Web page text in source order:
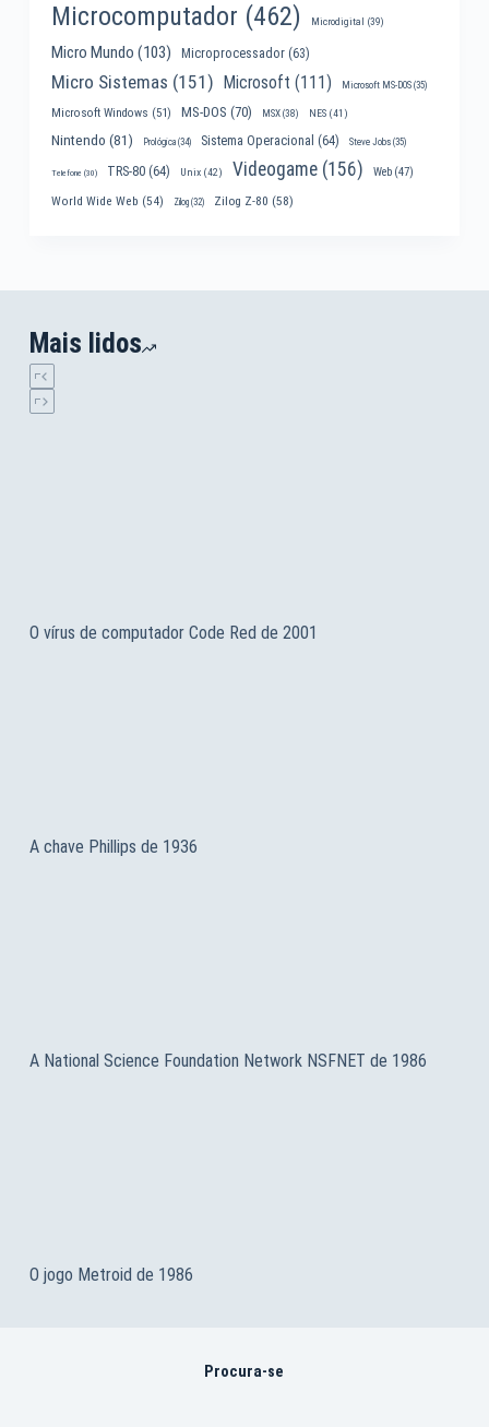
Microcomputador (462) Microdigital (39)
Micro Mundo (103) Microprocessador(63)
Micro Sistemas (151) Microsoft (111) Microsoft MS-DOS(35)
Microsoft Windows (51) MS-DOS (70) MSX(38) NES(41)
Nintendo (81) Prológica(34) Sistema Operacional (64) Steve Jobs(35)
Telefone (30) TRS-80(64) Unix(42) Videogame(156) Web(47)
World Wide Web (54) Zilog(32) Zilog Z-80 (58)
Mais lidos
O vírus de computador Code Red de 2001
A chave Phillips de 1936
A National Science Foundation Network NSFNET de 1986
O jogo Metroid de 1986
Procura-se